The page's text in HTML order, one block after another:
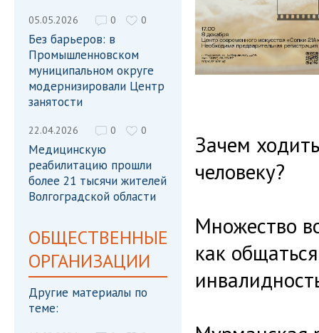
05.05.2026 0 0
Без барьеров: в
Промышленновском
муниципальном округе
модернизировали Центр
занятости
22.04.2026 0 0
Медицинскую
реабилитацию прошли
более 21 тысячи жителей
Волгоградской области
ОБЩЕСТВЕННЫЕ
ОРГАНИЗАЦИИ
Другие материалы по
теме:
Зачем
человеку?
Множество
как